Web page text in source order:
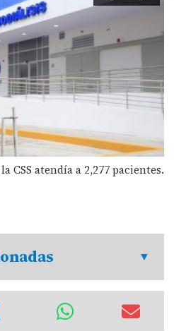
CSS atendía a 2,277 pacientes.